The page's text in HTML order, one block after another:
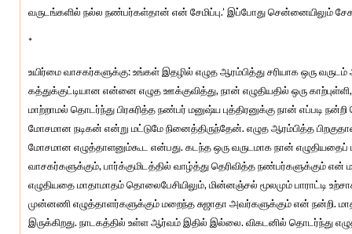
வருடங்களில் நல்ல நண்பர்கள்தான் என் சேமிப்பு.’ இப்போது சென்னையிலும்
*
உயிர்மை வாசகர்களுக்கு: உங்கள் இதழில் எழுத ஆரம்பித்து சரியாக ஒரு வருடம்
கத்துக்குட்டியான என்னை எழுத ஊக்குவித்து, நான் எழுதியதில் ஒரு
மாற்றாமல் தொடர்ந்து பிரசுரித்த நண்பர் மனுஷ்ய புத்திரனுக்கு நான் எப்படி
மோசமான நடிகன் என்று மட்டுமே நினைத்திருந்தேன். எழுத ஆரம்பித்த
மோசமான எழுத்தாளனும்கூட என்பது. கடந்த ஒரு வருடமாக நான் எழுதியதைப்
வாசகர்களுக்கும், பார்க்குமிடத்தில் வாழ்த்து தெரிவித்த நண்பர்களுக்கும் என்
எழுதியதை மாதாமாதம் தொலைபேசியிலும், மின்னஞ்சல் மூலமும் பாராட்டி
முன்னணி எழுத்தாளர்களுக்கும் மறைந்த சுஜாதா அவர்களுக்கும் என் நன்றி.
இருக்கிறது. நாடகத்தில் உள்ள ஆர்வம் இதில் இல்லை. விகடனில் தொடர்ந்து